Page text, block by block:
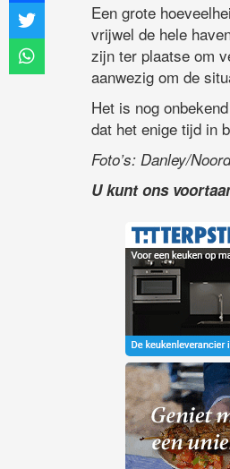
Een grote
vrijwel de hele
zijn ter plaatse om
aanwezig om de
Het is nog
dat het enige tijd in
Foto’s: Danley/
U kunt ons